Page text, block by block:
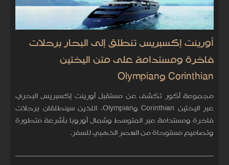
أورينت إكسبريس تنطلق إلى البحار برحلات
فاخرة ومستدامة على متن اليختين
Corinthian وOlympian
مجموعة أكور تكشف عن مستقبل أورينت إكسبريس البحري
عبر اليختين Corinthian وOlympian، اللذين سينطلقان برحلات
فاخرة ومستدامة عبر المتوسط وشمال أوروبا بأشرعة متطورة
وتصاميم مستوحاة من العصر الذهبي للسفر.